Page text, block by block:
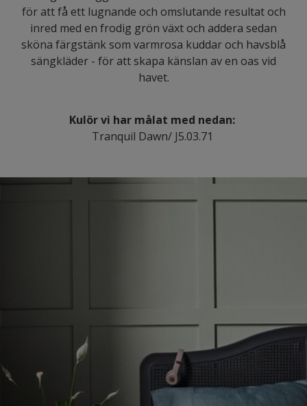
för att få ett lugnande och omslutande resultat och
inred med en frodig grön växt och addera sedan
sköna färgstänk som varmrosa kuddar och havsblå
sängkläder - för att skapa känslan av en oas vid
havet.
Kulör vi har målat med nedan:
Tranquil Dawn/ J5.03.71